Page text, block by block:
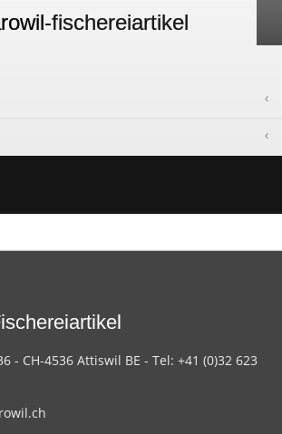
-fischereiartikel
- CH-4536 Attiswil BE - Tel: +41 (0)32 623